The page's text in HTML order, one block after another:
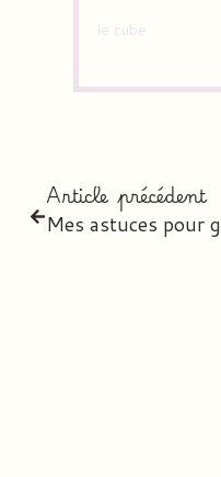
le cube
Article précédent